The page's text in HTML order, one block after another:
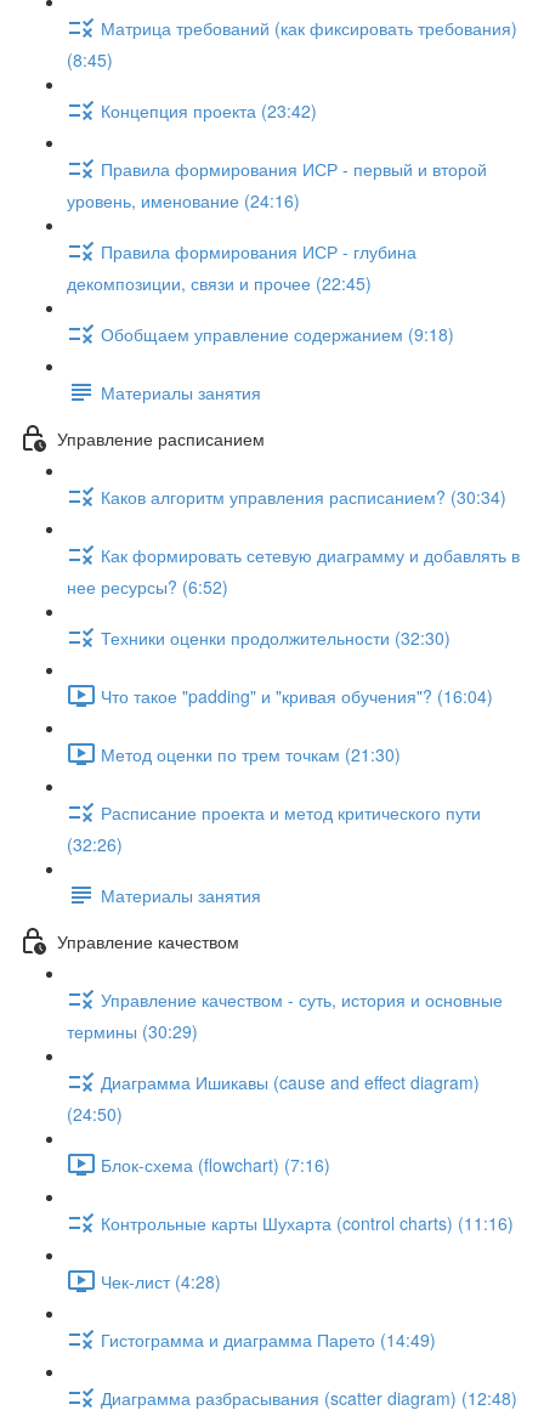
Матрица требований (как фиксировать требования)
(8:45)
Концепция проекта (23:42)
Правила формирования ИСР - первый и второй
уровень, именование (24:16)
Правила формирования ИСР - глубина
декомпозиции, связи и прочее (22:45)
Обобщаем управление содержанием (9:18)
Материалы занятия
Управление расписанием
Каков алгоритм управления расписанием? (30:34)
Как формировать сетевую диаграмму и добавлять в
нее ресурсы? (6:52)
Техники оценки продолжительности (32:30)
Что такое "padding" и "кривая обучения"? (16:04)
Метод оценки по трем точкам (21:30)
Расписание проекта и метод критического пути
(32:26)
Материалы занятия
Управление качеством
Управление качеством - суть, история и основные
термины (30:29)
Диаграмма Ишикавы (cause and effect diagram)
(24:50)
Блок-схема (flowchart) (7:16)
Контрольные карты Шухарта (control charts) (11:16)
Чек-лист (4:28)
Гистограмма и диаграмма Парето (14:49)
Диаграмма разбрасывания (scatter diagram) (12:48)